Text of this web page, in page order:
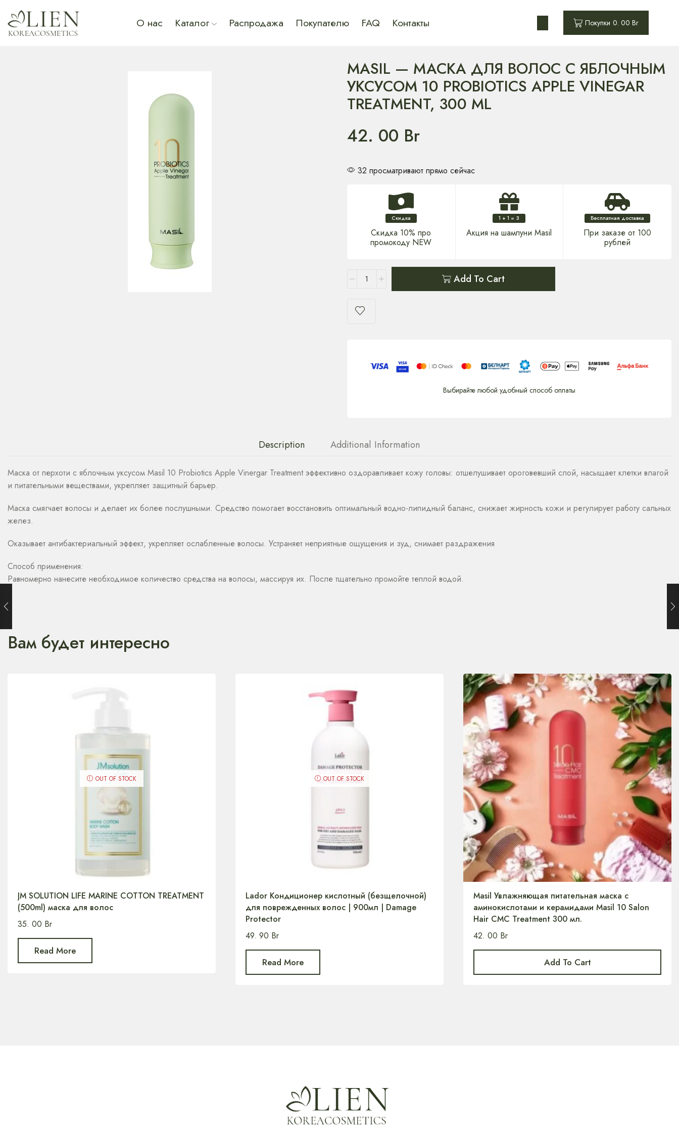
О нас Каталог Распродажа Покупателю FAQ Контакты Покупки 0. 00Br
MASIL — МАСКА ДЛЯ ВОЛОС С ЯБЛОЧНЫМ
УКСУСОМ 10 PROBIOTICS APPLE VINEGAR
TREATMENT, 300 ML
42. 00 Br
32 просматривают прямо сейчас
Скидка
Скидка 10% про
промокоду NEW
1 + 1 = 3
Акция на шампуни Masil
Бесплатная доставка
При заказе от 100
рублей
Add To Cart
Выбирайте любой удобный способ оплаты
Description Additional Information
Маска от перхоти с яблочным уксусом Masil 10 Probiotics Apple Vinergar Treatment эффективно оздоравливает кожу головы: отшелушивает ороговевший слой, насыщает клетки влагой
и питательными веществами, укрепляет защитный барьер.
Маска смягчает волосы и делает их более послушными. Средство помогает восстановить оптимальный водно-липидный баланс, снижает жирность кожи и регулирует работу сальных
желез.
Оказывает антибактериальный эффект, укрепляет ослабленные волосы. Устраняет неприятные ощущения и зуд, снимает раздражения
Способ применения:
Равномерно нанесите необходимое количество средства на волосы, массируя их. После тщательно промойте теплой водой.
Вам будет интересно
OUT OF STOCK
JM SOLUTION LIFE MARINE COTTON TREATMENT
(500ml) маска для волос
35. 00 Br
Read More
OUT OF STOCK
Lador Кондиционер кислотный (безщелочной)
для поврежденных волос | 900мл | Damage
Protector
49. 90 Br
Read More
Masil Увлажняющая питательная маска с
аминокислотами и керамидами Masil 10 Salon
Hair CMC Treatment 300 мл.
42. 00 Br
Add To Cart